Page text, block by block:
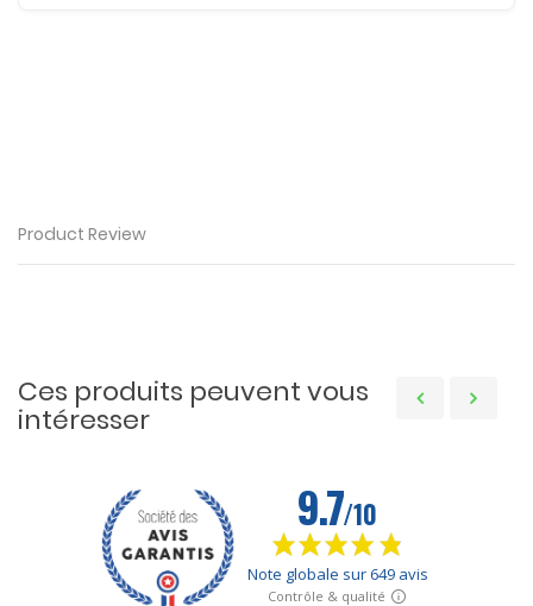
Product Review
Ces produits peuvent vous
intéresser